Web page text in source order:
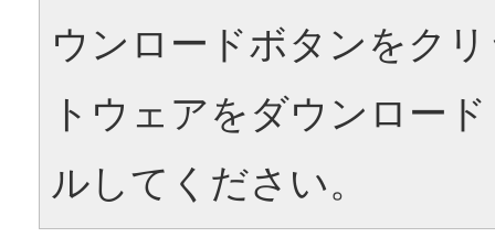
ウンロードボタンをク
トウェアをダウンロー
ルしてください。